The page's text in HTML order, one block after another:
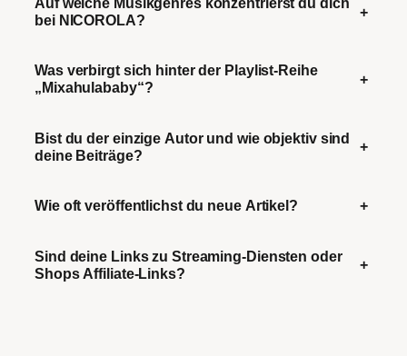
bei NICOROLA?
+
Was verbirgt sich hinter der Playlist-Reihe
„Mixahulababy“?
+
Bist du der einzige Autor und wie objektiv sind
deine Beiträge?
+
Wie oft veröffentlichst du neue Artikel? +
Sind deine Links zu Streaming-Diensten oder
Shops Affiliate-Links?
+